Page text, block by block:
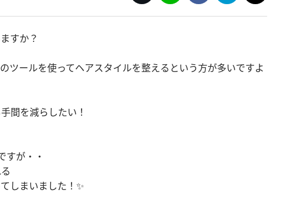
すか？
ツールを使ってヘアスタイルを整えるという方が多いですよ
間を減らしたい！
すが・・
しまいました！✨